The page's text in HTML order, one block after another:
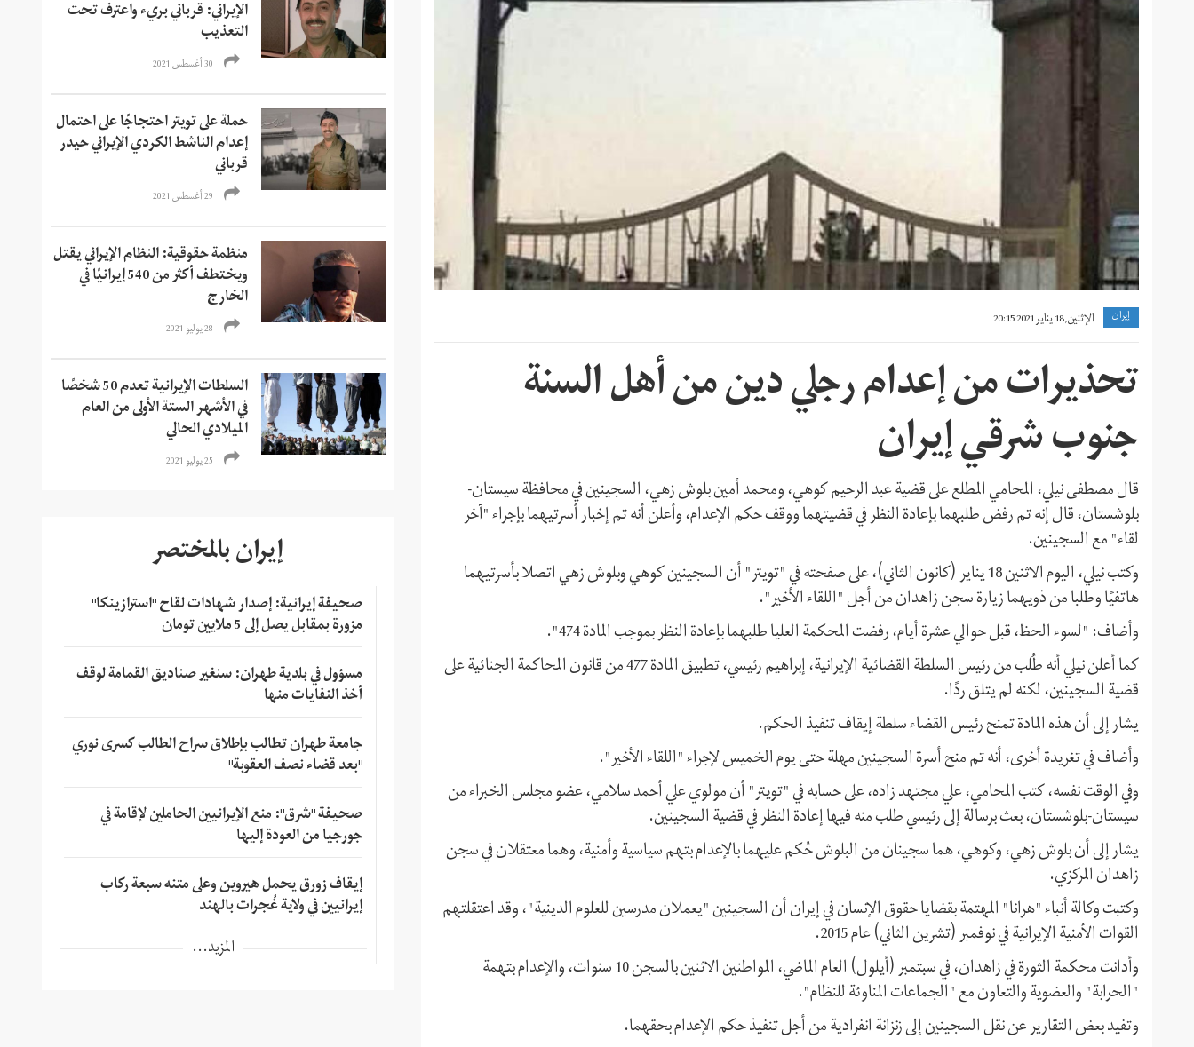
w-
by_mly-
msywln.jpg
إيران الإثنين, 18 يناير 2021 20:15
تحذيرات من إعدام رجلي دين من أهل السنة
جنوب شرقي إيران
قال مصطفى نيلي، المحامي المطلع على قضية عبد الرحيم كوهي، ومحمد أمين بلوش زهي، السجينين في محافظة سيستان-
بلوشستان، قال إنه تم رفض طلبهما بإعادة النظر في قضيتهما ووقف حكم الإعدام، وأعلن أنه تم إخبار أسرتيهما بإجراء "آخر
لقاء" مع السجينين.
وكتب نيلي، اليوم الاثنين 18 يناير (كانون الثاني)، على صفحته في "تويتر" أن السجينين كوهي وبلوش زهي اتصلا بأسرتيهما
هاتفيًا وطلبا من ذويهما زيارة سجن زاهدان من أجل "اللقاء الأخير".
وأضاف: "لسوء الحظ، قبل حوالي عشرة أيام، رفضت المحكمة العليا طلبهما بإعادة النظر بموجب المادة 474".
كما أعلن نيلي أنه طُلب من رئيس السلطة القضائية الإيرانية، إبراهيم رئيسي، تطبيق المادة 477 من قانون المحاكمة الجنائية على
قضية السجينين، لكنه لم يتلق ردًا.
يشار إلى أن هذه المادة تمنح رئيس القضاء سلطة إيقاف تنفيذ الحكم.
وأضاف في تغريدة أخرى، أنه تم منح أسرة السجينين مهلة حتى يوم الخميس لإجراء "اللقاء الأخير".
وفي الوقت نفسه، كتب المحامي، علي مجتهد زاده‌، على حسابه في "تويتر" أن مولوي علي أحمد سلامي، عضو مجلس الخبراء من
سيستان-بلوشستان، بعث برسالة إلى رئيسي طلب منه فيها إعادة النظر في قضية السجينين.
يشار إلى أن بلوش زهي، وكوهي، هما سجينان من البلوش حُكم عليهما بالإعدام بتهم سياسية وأمنية، وهما معتقلان في سجن
زاهدان المركزي.
وكتبت وكالة أنباء "هرانا" المهتمة بقضايا حقوق الإنسان في إيران أن السجينين "يعملان مدرسين للعلوم الدينية"، وقد اعتقلتهم
القوات الأمنية الإيرانية في نوفمبر (تشرين الثاني) عام 2015.
وأدانت محكمة الثورة في زاهدان، في سبتمبر (أيلول) العام الماضي، المواطنين الاثنين بالسجن 10 سنوات، والإعدام بتهمة
"الحرابة" والعضوية والتعاون مع "الجماعات المناوئة للنظام".
وتفيد بعض التقارير عن نقل السجينين إلى زنزانة انفرادية من أجل تنفيذ حكم الإعدام بحقهما.
الإيراني: قرباني بريء واعترف تحت
التعذيب
30 أغسطس 2021
حملة على تويتر احتجاجًا على احتمال
إعدام الناشط الكردي الإيراني حيدر
قرباني
29 أغسطس 2021
منظمة حقوقية: النظام الإيراني يقتل
ويختطف أكثر من 540 إيرانيًا في
الخارج
28 يوليو 2021
السلطات الإيرانية تعدم 50 شخصًا
في الأشهر الستة الأولى من العام
الميلادي الحالي
25 يوليو 2021
إيران بالمختصر
صحيفة إيرانية: إصدار شهادات لقاح "استرازينكا"
مزورة بمقابل يصل إلى 5 ملايين تومان
مسؤول في بلدية طهران: سنغير صناديق القمامة لوقف
أخذ النفايات منها
جامعة طهران تطالب بإطلاق سراح الطالب كسرى نوري
"بعد قضاء نصف العقوبة"
صحيفة "شرق": منع الإيرانيين الحاملين لإقامة في
جورجيا من العودة إليها
إيقاف زورق يحمل هيروين وعلى متنه سبعة ركاب
إيرانيين في ولاية غُجرات بالهند
المزيد...